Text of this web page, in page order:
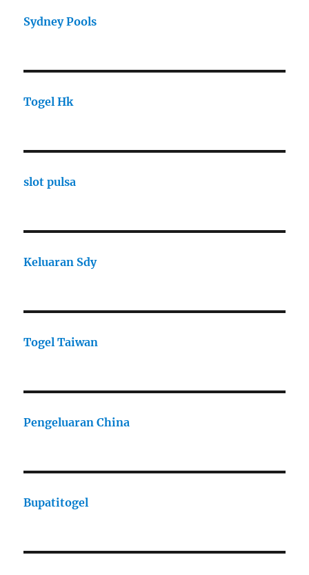
Sydney Pools
Togel Hk
slot pulsa
Keluaran Sdy
Togel Taiwan
Pengeluaran China
Bupatitogel